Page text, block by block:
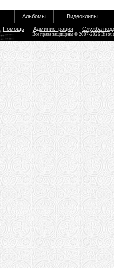
Альбомы Видеоклипы
Помощь Администрация Служба
Все права защищены © 2007-2026